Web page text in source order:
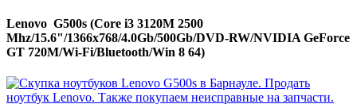
Lenovo G500s (Core i3 3120M 2500
Mhz/15.6"/1366x768/4.0Gb/500Gb/DVD-RW/NVIDIA GeForce
GT 720M/Wi-Fi/Bluetooth/Win 8 64)